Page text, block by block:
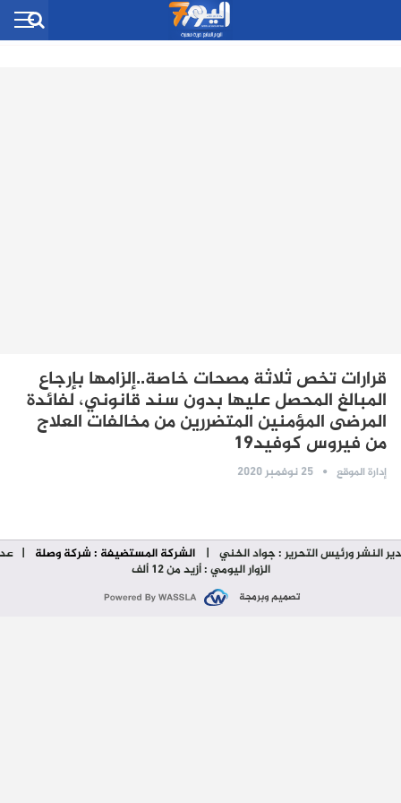
قرارات تخص ثلاثة مصحات خاصة..إلزامها بإرجاع
المبالغ المحصل عليها بدون سند قانوني، لفائدة
المرضى المؤمنين المتضررين من مخالفات العلاج
من فيروس كوفيد19
إدارة الموقع 25 نوفمبر 2020
النشر ورئيس التحرير : جواد الخني | الشركة المستضيفة : شركة وصلة |
الزوار اليومي : أزيد من 12 ألف
تصميم وبرمجة